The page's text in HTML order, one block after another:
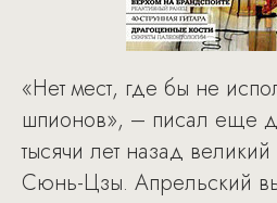
«Нет мест, где бы не
шпионов», – писал еще
тысячи лет назад
Сюнь-Цзы. Апрельский